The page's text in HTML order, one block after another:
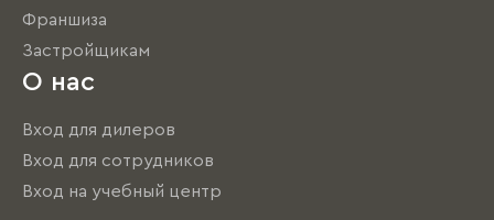
Франшиза
Застройщикам
О нас
Вход для дилеров
Вход для сотрудников
Вход на учебный центр